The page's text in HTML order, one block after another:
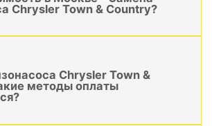
Chrysler Town & Country?
Chrysler Town &
методы оплаты